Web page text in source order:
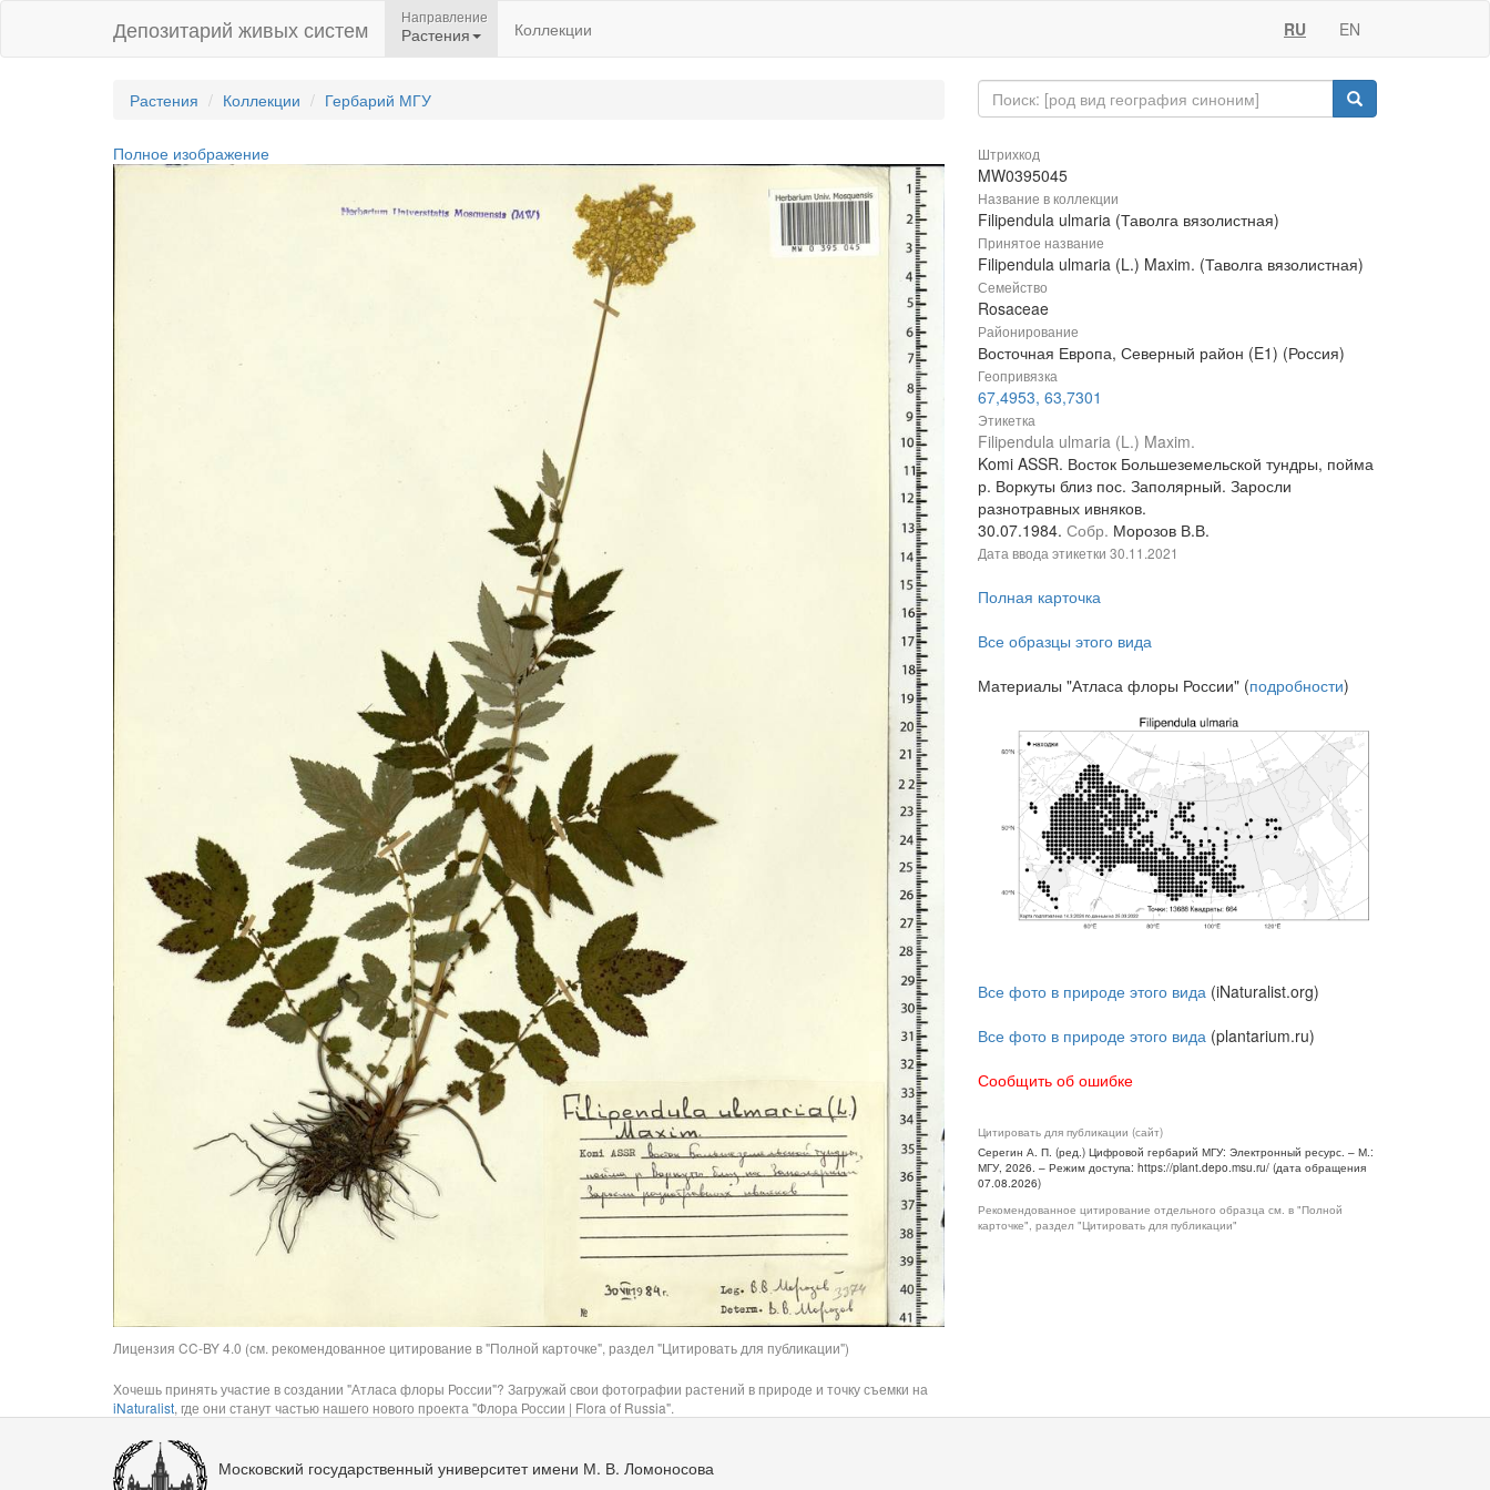
Депозитарий живых систем Направление
Растения Коллекции RU EN
Растения Коллекции Гербарий МГУ
Полное изображение
Лицензия CC-BY 4.0 (см. рекомендованное цитирование в "Полной карточке", раздел "Цитировать для публикации")
Хочешь принять участие в создании "Атласа флоры России"? Загружай свои фотографии растений в природе и точку съемки на
iNaturalist, где они станут частью нашего нового проекта "Флора России | Flora of Russia".
Штрихкод
MW0395045
Название в коллекции
Filipendula ulmaria (Таволга вязолистная)
Принятое название
Filipendula ulmaria (L.) Maxim. (Таволга вязолистная)
Семейство
Rosaceae
Районирование
Восточная Европа, Северный район (E1) (Россия)
Геопривязка
67,4953, 63,7301
Этикетка
Filipendula ulmaria (L.) Maxim.
Komi ASSR. Восток Большеземельской тундры, пойма
р. Воркуты близ пос. Заполярный. Заросли
разнотравных ивняков.
30.07.1984. Собр. Морозов В.В.
Дата ввода этикетки 30.11.2021
Полная карточка
Все образцы этого вида
Материалы "Атласа флоры России" (подробности)
Все фото в природе этого вида (iNaturalist.org)
Все фото в природе этого вида (plantarium.ru)
Сообщить об ошибке
Цитировать для публикации (сайт)
Серегин А. П. (ред.) Цифровой гербарий МГУ: Электронный ресурс. – М.:
МГУ, 2026. – Режим доступа: https://plant.depo.msu.ru/ (дата обращения
07.08.2026)
Рекомендованное цитирование отдельного образца см. в "Полной
карточке", раздел "Цитировать для публикации"
Московский государственный университет имени М. В. Ломоносова